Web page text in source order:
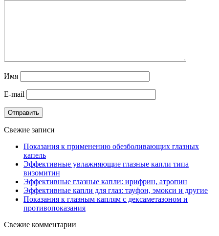
Имя
E-mail
Отправить
Свежие записи
Показания к применению обезболивающих глазных
капель
Эффективные увлажняющие глазные капли типа
визомитин
Эффективные глазные капли: ирифрин, атропин
Эффективные капли для глаз: тауфон, эмокси и другие
Показания к глазным каплям с дексаметазоном и
противопоказания
Свежие комментарии